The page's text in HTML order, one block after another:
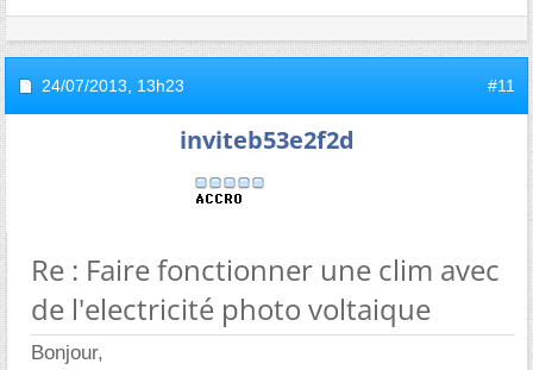
24/07/2013, 13h23 #11
inviteb53e2f2d
Re : Faire fonctionner une clim avec
de l'electricité photo voltaique
Bonjour,